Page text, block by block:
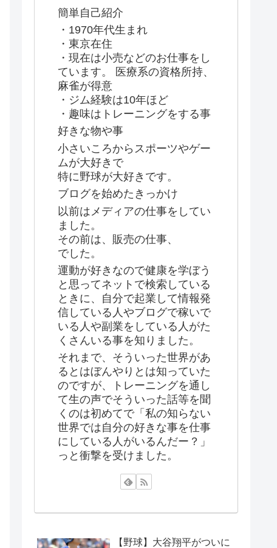
簡単自己紹介
・1970年代生まれ
・東京在住
・現在は小売などのお仕事をし
ています。 医療系の資格所持、
麻雀が得意
・ジム経験は10年ほど
・趣味はトレーニングをする事
好きな物や事
小さいころからスポーツやゲー
ムが大好きで
特に野球が大好きです。
ブログを始めたきっかけ
以前はメディアの仕事をしてい
ました。
その前は、販売の仕事、
でした。
運動が好きなので健康を学ぼう
と思ってネットで検索している
ときに、自分で起業して情報発
信している人やブログで稼いで
いる人や副業をしている人がた
くさんいる事を知りました。
それまで、そういった世界があ
るとはぼんやりとは知っていた
のですが、トレーニングを通し
て生の声でそういった話等を聞
くのは初めてで「私の知らない
世界では自分の好きな事を仕事
にしている人がいるんだー？」
っと衝撃を受けました。
【野球】大谷翔平がついに